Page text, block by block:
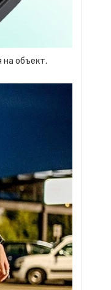
на объект.